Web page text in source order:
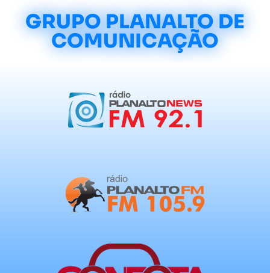
GRUPO PLANALTO DE
COMUNICAÇÃO